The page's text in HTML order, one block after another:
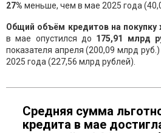
27% меньше, чем в мае 2025 года
Общий объём кредитов на покупку
в мае опустился до 1 75,91 млрд
показателя апреля (200,09 млрд руб.)
2025 года (227,56 млрд рублей).
Средняя сумма
кредита в мае